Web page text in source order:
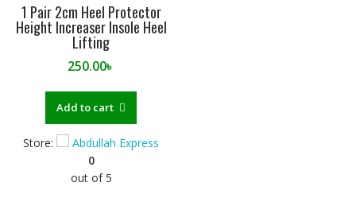
1 Pair 2cm Heel Protector
Height Increaser Insole Heel
Lifting
250.00৳
Add to cart
Store:
Abdullah Express
0
out of 5